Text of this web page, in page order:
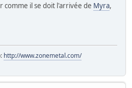
comme il se doit l'arrivée de Myra,
http://www.zonemetal.com/